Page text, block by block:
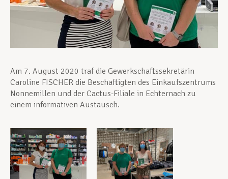
Aktuell
Am 7. August 2020 traf die Gewerkschaftssekretärin
Caroline FISCHER die Beschäftigten des Einkaufszentrums
Nonnemillen und der Cactus-Filiale in Echternach zu
einem informativen Austausch.